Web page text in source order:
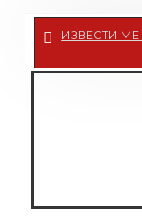
ИЗВЕСТИ